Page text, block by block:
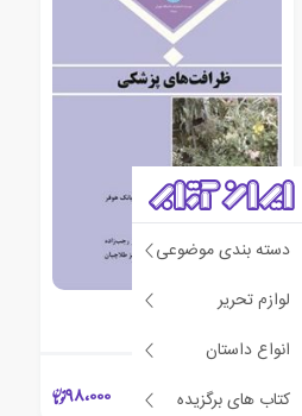
دسته بندی موضوعی
لوازم تحریر
انواع داستان
کتاب های برگزیده
ظرافت های پزشکی
98،000